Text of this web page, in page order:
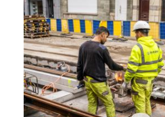
est-
il
essentiel
pour
Bruxelles
?
Header
image
Image